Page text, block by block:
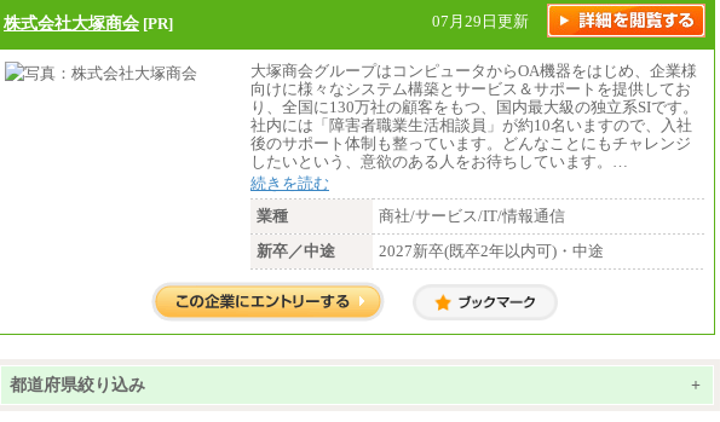
株式会社大塚商会 [PR] 07月29日更新
大塚商会グループはコンピュータからOA機器をはじめ、企業様
向けに様々なシステム構築とサービス＆サポートを提供してお
り、全国に130万社の顧客をもつ、国内最大級の独立系SIです。
社内には「障害者職業生活相談員」が約10名いますので、入社
後のサポート体制も整っています。どんなことにもチャレンジ
したいという、意欲のある人をお待ちしています。…
続きを読む
業種
商社/サービス/IT/情報通信
新卒／中途
2027新卒(既卒2年以内可)・中途
都道府県絞り込み +